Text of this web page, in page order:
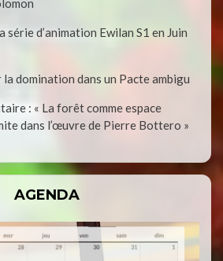
d’animation Ewilan S1 en Juin
domination dans un Pacte ambigu
: « La forêt comme espace
dans l’œuvre de Pierre Bottero »
AGENDA